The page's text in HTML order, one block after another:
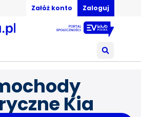
Załóż konto Zaloguj
Kia